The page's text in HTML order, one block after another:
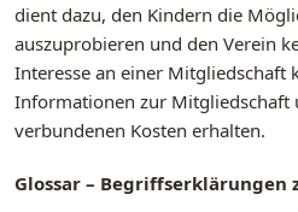
dient dazu, den Kindern die
auszuprobieren und den Verein
Interesse an einer Mitgliedschaft
Informationen zur Mitgliedschaft
verbundenen Kosten erhalten.
Glossar – Begriffserklärungen